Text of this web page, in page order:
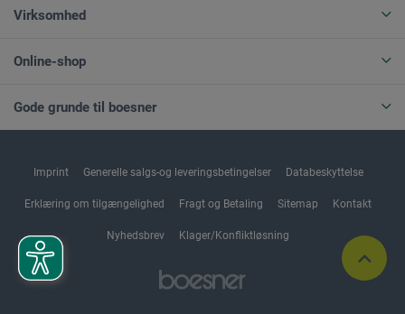
Virksomhed
Online-shop
Gode grunde til boesner
Imprint Generelle salgs-og leveringsbetingelser Databeskyttelse
Erklæring om tilgængelighed Fragt og Betaling Sitemap Kontakt
Nyhedsbrev Klager/Konfliktløsning